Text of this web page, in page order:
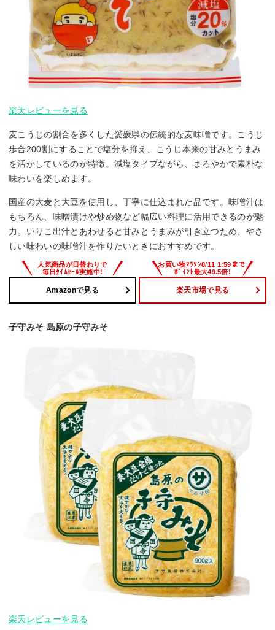
楽天レビューを見る
麦こうじの割合を多くした愛媛県の伝統的な麦味噌です。こうじ
歩合200割にすることで塩分を抑え、こうじ本来の甘みとうまみ
を活かしているのが特徴。減塩タイプながら、まろやかで素朴な
味わいを楽しめます。
国産の大麦と大豆を使用し、丁寧に仕込まれた品です。味噌汁は
もちろん、味噌漬けや炒め物など幅広い料理に活用できるのが魅
力。いりこ出汁とあわせると甘みとうまみが引き立つため、やさ
しい味わいの味噌汁を作りたいときにおすすめです。
Amazonで見る 楽天市場で見る
子守みそ 島原の子守みそ
楽天レビューを見る